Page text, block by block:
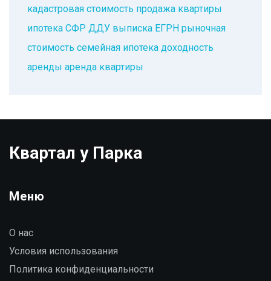
кадастровая стоимость продажа квартиры
ипотека СФР ДДУ выписка ЕГРН рыночная
стоимость семейная ипотека доходность
аренды аренда квартиры
Квартал у Парка
Меню
О нас
Условия использования
Политика конфиденциальности